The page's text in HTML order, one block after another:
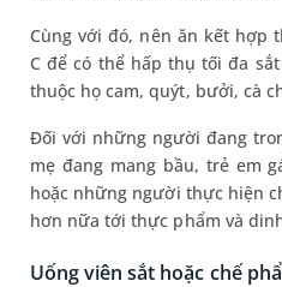
Cùng với đó, nên ăn kết hợp
C để có thể hấp thụ tối đa
thuộc họ cam, quýt, bưởi, cà
Đối với những người đang
mẹ đang mang bầu, trẻ em
hoặc những người thực hiện
hơn nữa tới thực phẩm và
Uống viên sắt hoặc chế